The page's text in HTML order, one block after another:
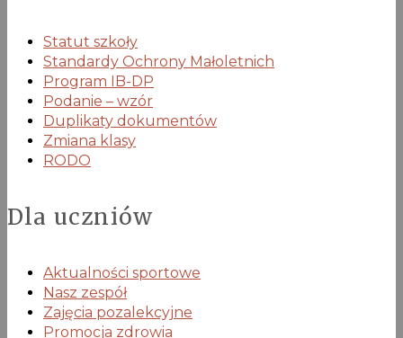
Statut szkoły
Standardy Ochrony Małoletnich
Program IB-DP
Podanie – wzór
Duplikaty dokumentów
Zmiana klasy
RODO
Dla uczniów
Aktualności sportowe
Nasz zespół
Zajęcia pozalekcyjne
Promocja zdrowia